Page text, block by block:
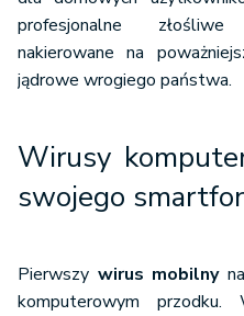
profesjonalne
nakierowane na
jądrowe wrogiego państwa.
Wirusy
swojego
Pierwszy wirus mobilny
komputerowym